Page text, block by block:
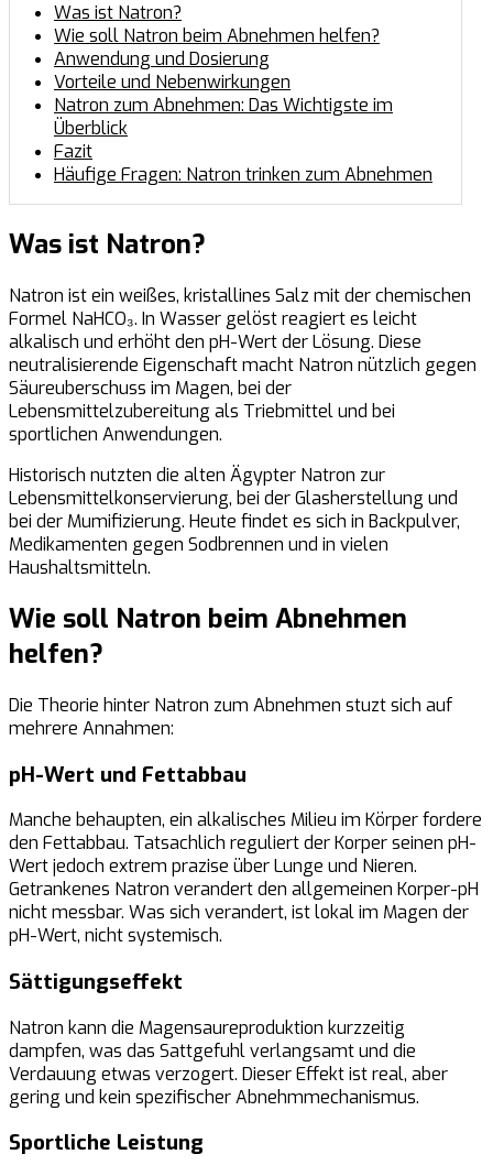
Was ist Natron?
Wie soll Natron beim Abnehmen helfen?
Anwendung und Dosierung
Vorteile und Nebenwirkungen
Natron zum Abnehmen: Das Wichtigste im
Überblick
Fazit
Häufige Fragen: Natron trinken zum Abnehmen
Was ist Natron?
Natron ist ein weißes, kristallines Salz mit der chemischen
Formel NaHCO₃. In Wasser gelöst reagiert es leicht
alkalisch und erhöht den pH-Wert der Lösung. Diese
neutralisierende Eigenschaft macht Natron nützlich gegen
Säureuberschuss im Magen, bei der
Lebensmittelzubereitung als Triebmittel und bei
sportlichen Anwendungen.
Historisch nutzten die alten Ägypter Natron zur
Lebensmittelkonservierung, bei der Glasherstellung und
bei der Mumifizierung. Heute findet es sich in Backpulver,
Medikamenten gegen Sodbrennen und in vielen
Haushaltsmitteln.
Wie soll Natron beim Abnehmen
helfen?
Die Theorie hinter Natron zum Abnehmen stuzt sich auf
mehrere Annahmen:
pH-Wert und Fettabbau
Manche behaupten, ein alkalisches Milieu im Körper fordere
den Fettabbau. Tatsachlich reguliert der Korper seinen pH-
Wert jedoch extrem prazise über Lunge und Nieren.
Getrankenes Natron verandert den allgemeinen Korper-pH
nicht messbar. Was sich verandert, ist lokal im Magen der
pH-Wert, nicht systemisch.
Sättigungseffekt
Natron kann die Magensaureproduktion kurzzeitig
dampfen, was das Sattgefuhl verlangsamt und die
Verdauung etwas verzogert. Dieser Effekt ist real, aber
gering und kein spezifischer Abnehmmechanismus.
Sportliche Leistung